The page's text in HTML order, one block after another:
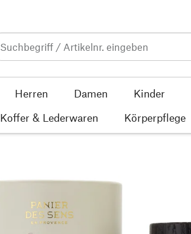
Herren Damen Kinder
Koffer & Lederwaren Körperpflege